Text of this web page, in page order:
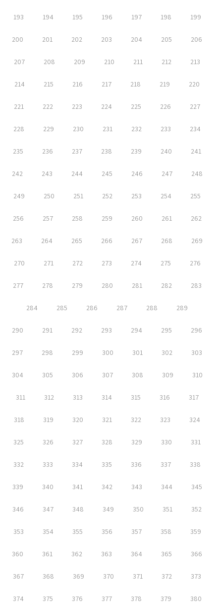
193 194 195 196 197 198 199
200 201 202 203 204 205 206
207 208 209 210 211 212 213
214 215 216 217 218 219 220
221 222 223 224 225 226 227
228 229 230 231 232 233 234
235 236 237 238 239 240 241
242 243 244 245 246 247 248
249 250 251 252 253 254 255
256 257 258 259 260 261 262
263 264 265 266 267 268 269
270 271 272 273 274 275 276
277 278 279 280 281 282 283
284 285 286 287 288 289
290 291 292 293 294 295 296
297 298 299 300 301 302 303
304 305 306 307 308 309 310
311 312 313 314 315 316 317
318 319 320 321 322 323 324
325 326 327 328 329 330 331
332 333 334 335 336 337 338
339 340 341 342 343 344 345
346 347 348 349 350 351 352
353 354 355 356 357 358 359
360 361 362 363 364 365 366
367 368 369 370 371 372 373
374 375 376 377 378 379 380